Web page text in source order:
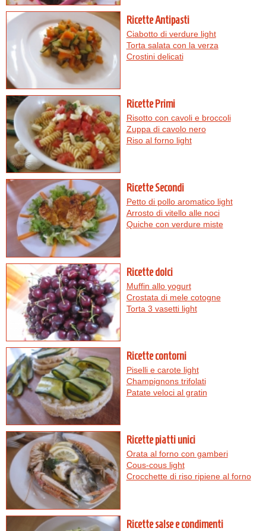
Ricette Antipasti
Ciabotto di verdure light
Torta salata con la verza
Crostini delicati
Ricette Primi
Risotto con cavoli e broccoli
Zuppa di cavolo nero
Riso al forno light
Ricette Secondi
Petto di pollo aromatico light
Arrosto di vitello alle noci
Quiche con verdure miste
Ricette dolci
Muffin allo yogurt
Crostata di mele cotogne
Torta 3 vasetti light
Ricette contorni
Piselli e carote light
Champignons trifolati
Patate veloci al gratin
Ricette piatti unici
Orata al forno con gamberi
Cous-cous light
Crocchette di riso ripiene al forno
Ricette salse e condimenti